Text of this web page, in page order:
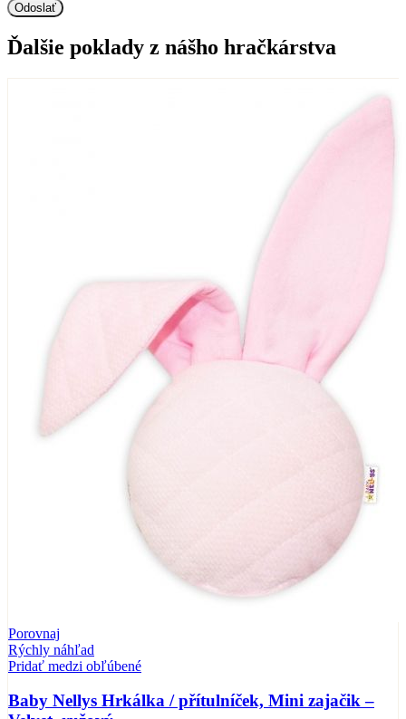
Ďalšie poklady z nášho hračkárstva
Porovnaj
Rýchly náhľad
Pridať medzi obľúbené
Baby Nellys Hrkálka / přítulníček, Mini zajačik –